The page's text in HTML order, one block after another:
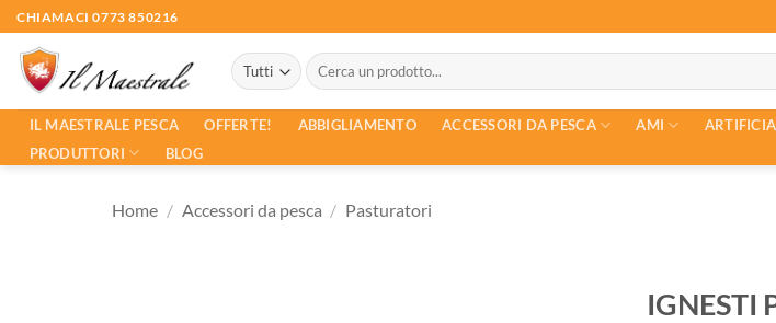
Salta
ai
contenuti
CHIAMACI 0773 850216
Cerca:
IL MAESTRALE PESCA OFFERTE! ABBIGLIAMENTO ACCESSORI DA PESCA AMI
PRODUTTORI
BLOG
Home / Accessori da pesca / Pasturatori
IGNESTI